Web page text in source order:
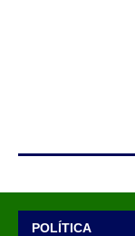
POLÍTICA